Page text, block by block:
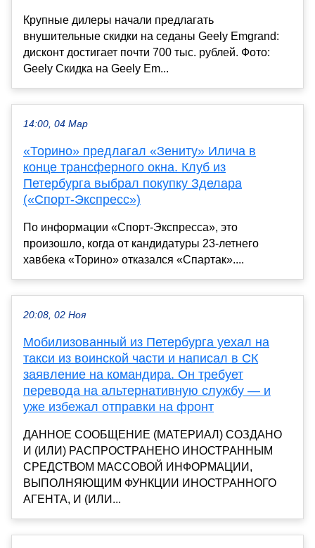
Крупные дилеры начали предлагать
внушительные скидки на седаны Geely Emgrand:
дисконт достигает почти 700 тыс. рублей. Фото:
Geely Cкидка на Geely Em...
14:00, 04 Мар
«Торино» предлагал «Зениту» Илича в
конце трансферного окна. Клуб из
Петербурга выбрал покупку Зделара
(«Спорт-Экспресс»)
По информации «Спорт-Экспресса», это
произошло, когда от кандидатуры 23-летнего
хавбека «Торино» отказался «Спартак»....
20:08, 02 Ноя
Мобилизованный из Петербурга уехал на
такси из воинской части и написал в СК
заявление на командира. Он требует
перевода на альтернативную службу — и
уже избежал отправки на фронт
ДАННОЕ СООБЩЕНИЕ (МАТЕРИАЛ) СОЗДАНО
И (ИЛИ) РАСПРОСТРАНЕНО ИНОСТРАННЫМ
СРЕДСТВОМ МАССОВОЙ ИНФОРМАЦИИ,
ВЫПОЛНЯЮЩИМ ФУНКЦИИ ИНОСТРАННОГО
АГЕНТА, И (ИЛИ...